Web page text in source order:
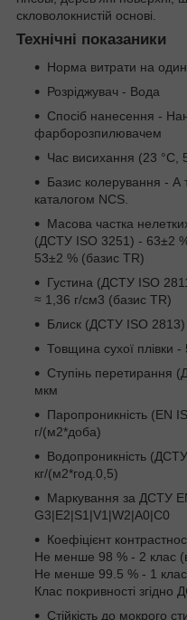
скловолокнистій основі.
Технічні показаники
Норма витрати на
Розріджувач - Вода
Спосіб нанесення -
фарборозпилювачем
Час висихання (23 °С,
Базис колерування - А
каталогом NCS.
Масова частка
(ДСТУ ISO 3251) - 63±2
53±2 % (базис TR)
Густина (ДСТУ ISO
≈ 1,36 г/см3 (базис TR)
Блиск (ДСТУ ISO
Товщина сухої плівки
Ступінь перетирання
мкм
Паропроникність (EN
г/(м2*доба)
Водопроникність
кг/(м2*год. 0,5)
Маркування за ДСТУ
G3|E2|S1 |V1 |W2|A0|C0
Коефіцієнт
Не менше 98 % - 2 клас
Не менше 99.5 % - 1
Клас покривності
Стійкість до мокрого